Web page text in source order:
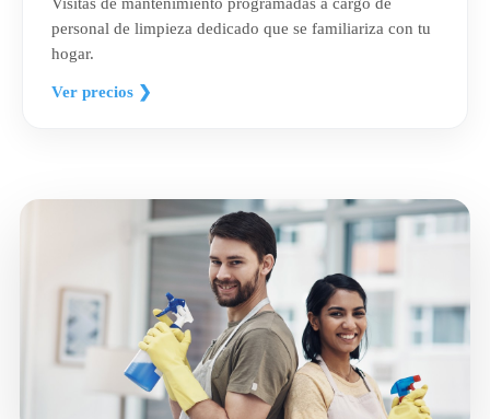
Visitas de mantenimiento programadas a cargo de
personal de limpieza dedicado que se familiariza con tu
hogar.
Ver precios ❯